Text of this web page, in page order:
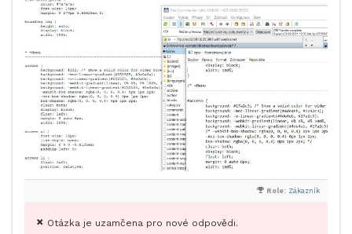
Role: Zákazník
Otázka je uzamčena pro nové odpovědi.